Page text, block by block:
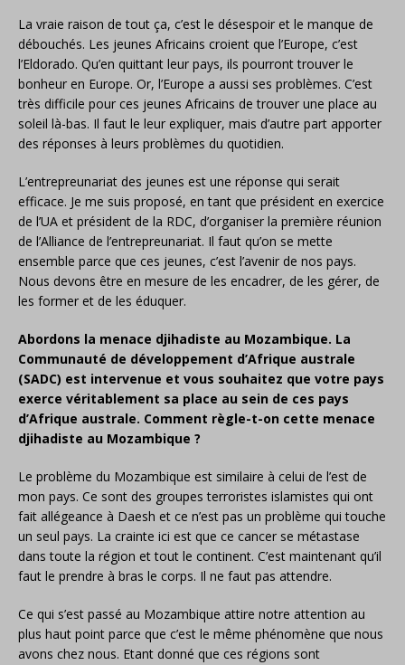
La vraie raison de tout ça, c’est le désespoir et le manque de
débouchés. Les jeunes Africains croient que l’Europe, c’est
l’Eldorado. Qu’en quittant leur pays, ils pourront trouver le
bonheur en Europe. Or, l’Europe a aussi ses problèmes. C’est
très difficile pour ces jeunes Africains de trouver une place au
soleil là-bas. Il faut le leur expliquer, mais d’autre part apporter
des réponses à leurs problèmes du quotidien.
L’entrepreunariat des jeunes est une réponse qui serait
efficace. Je me suis proposé, en tant que président en exercice
de l’UA et président de la RDC, d’organiser la première réunion
de l’Alliance de l’entrepreunariat. Il faut qu’on se mette
ensemble parce que ces jeunes, c’est l’avenir de nos pays.
Nous devons être en mesure de les encadrer, de les gérer, de
les former et de les éduquer.
Abordons la menace djihadiste au Mozambique. La
Communauté de développement d’Afrique australe
(SADC) est intervenue et vous souhaitez que votre pays
exerce véritablement sa place au sein de ces pays
d’Afrique australe. Comment règle-t-on cette menace
djihadiste au Mozambique ?
Le problème du Mozambique est similaire à celui de l’est de
mon pays. Ce sont des groupes terroristes islamistes qui ont
fait allégeance à Daesh et ce n’est pas un problème qui touche
un seul pays. La crainte ici est que ce cancer se métastase
dans toute la région et tout le continent. C’est maintenant qu’il
faut le prendre à bras le corps. Il ne faut pas attendre.
Ce qui s’est passé au Mozambique attire notre attention au
plus haut point parce que c’est le même phénomène que nous
avons chez nous. Etant donné que ces régions sont